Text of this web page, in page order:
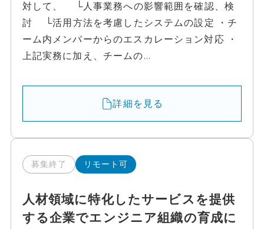
対して、 └人事業務への影響範囲を確認、検
討 └活用方法を考慮したシステムの設定 ・チ
ーム内メンバーからのエスカレーション対応 ・
上記実務に加え、チームの...
詳細を見る
募集終了 リモート可
人材領域に特化したサービスを提供
する企業でエンジニア組織の育成に